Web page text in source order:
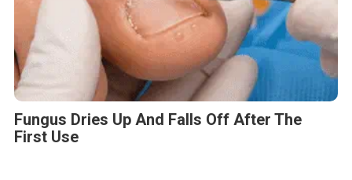
Fungus Dries Up And Falls Off After The
First Use